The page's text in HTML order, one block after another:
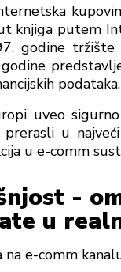
knjiga putem
godine
podataka.
uveo
u
u e-comm
-
u
e-comm